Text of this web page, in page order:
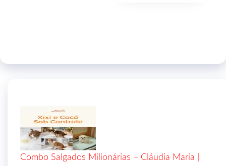
Combo Salgados Milionárias – Cláudia Maria |